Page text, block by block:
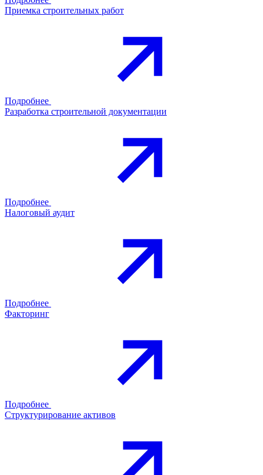
Приемка строительных работ
Подробнее
Разработка строительной документации
Подробнее
Налоговый аудит
Подробнее
Факторинг
Подробнее
Структурирование активов